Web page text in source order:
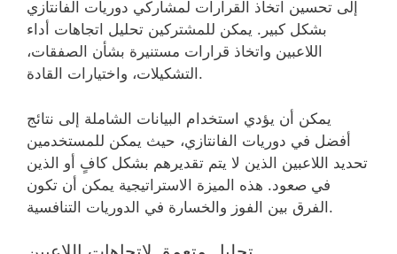
إلى تحسين اتخاذ القرارات لمشاركي دوريات الفانتازي
بشكل كبير. يمكن للمشتركين تحليل اتجاهات أداء
اللاعبين واتخاذ قرارات مستنيرة بشأن الصفقات،
التشكيلات، واختيارات القادة.
يمكن أن يؤدي استخدام البيانات الشاملة إلى نتائج
أفضل في دوريات الفانتازي، حيث يمكن للمستخدمين
تحديد اللاعبين الذين لا يتم تقديرهم بشكل كافٍ أو الذين
في صعود. هذه الميزة الاستراتيجية يمكن أن تكون
الفرق بين الفوز والخسارة في الدوريات التنافسية.